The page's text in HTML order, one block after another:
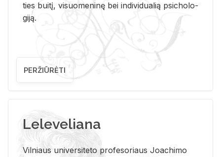
ties bui­tį, vi­suo­me­ni­nę bei in­di­vi­dua­lią psi­cho­lo­
gi­ją.
PERŽIŪRĖTI
Leleveliana
Vil­niaus uni­ver­si­te­to pro­fe­so­riaus Jo­a­chi­mo